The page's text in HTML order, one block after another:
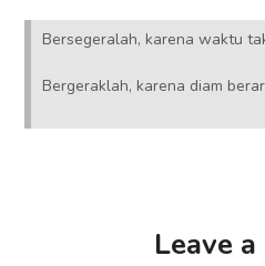
Bersegeralah, karena waktu
Bergeraklah, karena diam
Leave